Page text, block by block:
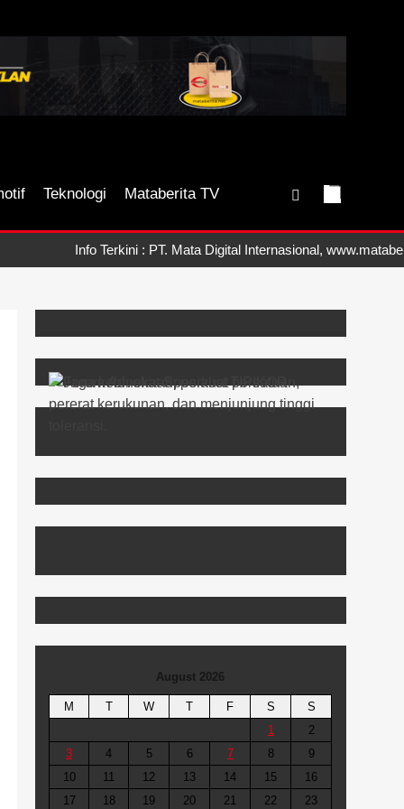
Teknologi Mataberita TV
Info Terkini : PT. Mata Digital Internasional,
August 2026
M T W T F S
S
1
2
3
4 5 6 7 8
9
10
11 12 13 14 15
16
17
18 19 20 21 22
23